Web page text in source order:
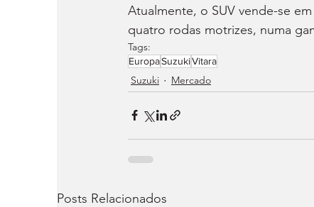
Atualmente, o SUV vende-se
quatro rodas motrizes, numa
Tags:
EuropaSuzukiVitara
Suzuki Mercado
Posts Relacionados